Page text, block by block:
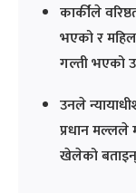
कार्कीले
भएको र
गल्ती भएको
उनले
प्रधान मल्लले
खेलेको